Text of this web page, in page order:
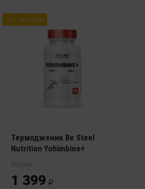
Хит продаж
Термодженик Be Steel
Nutrition Yohimbine+
90 кап
1 399